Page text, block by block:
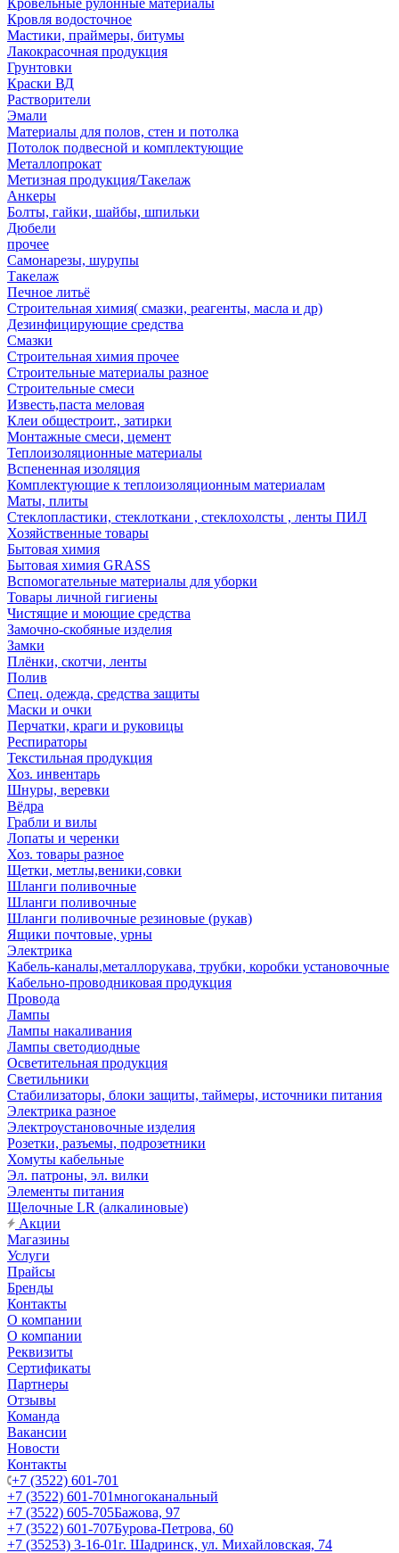
Кровельные рулонные материалы
Кровля водосточное
Мастики, праймеры, битумы
Лакокрасочная продукция
Грунтовки
Краски ВД
Растворители
Эмали
Материалы для полов, стен и потолка
Потолок подвесной и комплектующие
Металлопрокат
Метизная продукция/Такелаж
Анкеры
Болты, гайки, шайбы, шпильки
Дюбели
прочее
Самонарезы, шурупы
Такелаж
Печное литьё
Строительная химия( смазки, реагенты, масла и др)
Дезинфицирующие средства
Смазки
Строительная химия прочее
Строительные материалы разное
Строительные смеси
Известь,паста меловая
Клеи общестроит., затирки
Монтажные смеси, цемент
Теплоизоляционные материалы
Вспененная изоляция
Комплектующие к теплоизоляционным материалам
Маты, плиты
Стеклопластики, стеклоткани , стеклохолсты , ленты ПИЛ
Хозяйственные товары
Бытовая химия
Бытовая химия GRASS
Вспомогательные материалы для уборки
Товары личной гигиены
Чистящие и моющие средства
Замочно-скобяные изделия
Замки
Плёнки, скотчи, ленты
Полив
Спец. одежда, средства защиты
Маски и очки
Перчатки, краги и руковицы
Респираторы
Текстильная продукция
Хоз. инвентарь
Шнуры, веревки
Вёдра
Грабли и вилы
Лопаты и черенки
Хоз. товары разное
Щетки, метлы,веники,совки
Шланги поливочные
Шланги поливочные
Шланги поливочные резиновые (рукав)
Ящики почтовые, урны
Электрика
Кабель-каналы,металлорукава, трубки, коробки установочные
Кабельно-проводниковая продукция
Провода
Лампы
Лампы накаливания
Лампы светодиодные
Осветительная продукция
Светильники
Стабилизаторы, блоки защиты, таймеры, источники питания
Электрика разное
Электроустановочные изделия
Розетки, разъемы, подрозетники
Хомуты кабельные
Эл. патроны, эл. вилки
Элементы питания
Щелочные LR (алкалиновые)
Акции
Магазины
Услуги
Прайсы
Бренды
Контакты
О компании
О компании
Реквизиты
Сертификаты
Партнеры
Отзывы
Команда
Вакансии
Новости
Контакты
+7 (3522) 601-701
+7 (3522) 601-701многоканальный
+7 (3522) 605-705Бажова, 97
+7 (3522) 601-707Бурова-Петрова, 60
+7 (35253) 3-16-01г. Шадринск, ул. Михайловская, 74